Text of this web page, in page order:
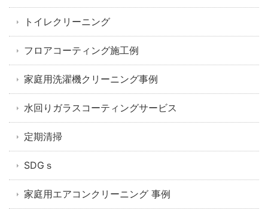
トイレクリーニング
フロアコーティング施工例
家庭用洗濯機クリーニング事例
水回りガラスコーティングサービス
定期清掃
SDGｓ
家庭用エアコンクリーニング 事例